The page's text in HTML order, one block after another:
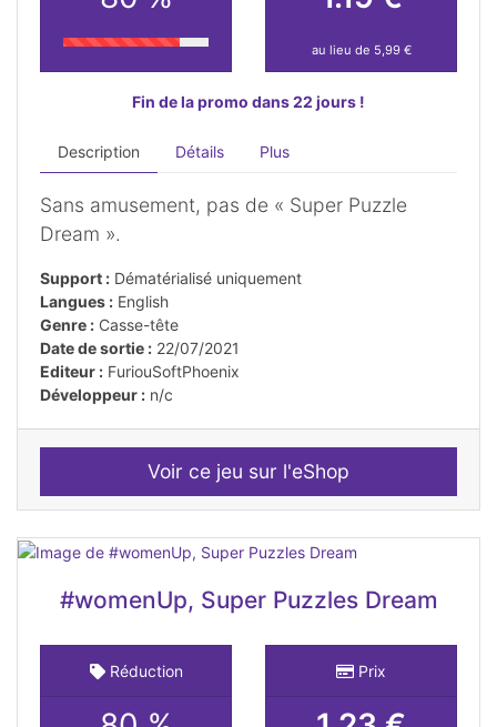
au lieu de 5,99 €
Fin de la promo dans 22 jours !
Description Détails Plus
Sans amusement, pas de « Super Puzzle
Dream ».
Support : Dématérialisé uniquement
Langues : English
Genre : Casse-tête
Date de sortie : 22/07/2021
Editeur : FuriouSoftPhoenix
Développeur : n/c
Voir ce jeu sur l'eShop
#womenUp, Super Puzzles Dream
Réduction Prix